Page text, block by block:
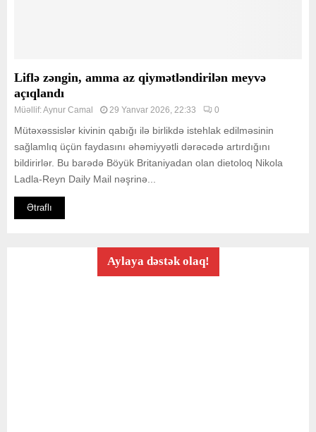
Liflə zəngin, amma az qiymətləndirilən meyvə
açıqlandı
Müəllif:Aynur Camal 29 Yanvar 2026, 22:33 0
Mütəxəssislər kivinin qabığı ilə birlikdə istehlak edilməsinin
sağlamlıq üçün faydasını əhəmiyyətli dərəcədə artırdığını
bildirirlər. Bu barədə Böyük Britaniyadan olan dietoloq Nikola
Ladla-Reyn Daily Mail nəşrinə...
Ətraflı
Aylaya dəstək olaq!